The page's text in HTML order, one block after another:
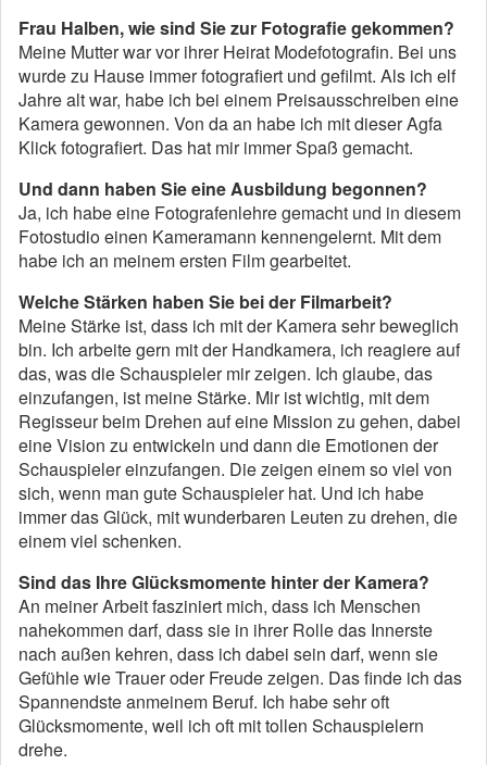
Frau Halben, wie sind Sie zur Fotografie gekommen?
Meine Mutter war vor ihrer Heirat Modefotografin. Bei uns
wurde zu Hause immer fotografiert und gefilmt. Als ich elf
Jahre alt war, habe ich bei einem Preisausschreiben eine
Kamera gewonnen. Von da an habe ich mit dieser Agfa
Klick fotografiert. Das hat mir immer Spaß gemacht.
Und dann haben Sie eine Ausbildung begonnen?
Ja, ich habe eine Fotografenlehre gemacht und in diesem
Fotostudio einen Kameramann kennengelernt. Mit dem
habe ich an meinem ersten Film gearbeitet.
Welche Stärken haben Sie bei der Filmarbeit?
Meine Stärke ist, dass ich mit der Kamera sehr beweglich
bin. Ich arbeite gern mit der Handkamera, ich reagiere auf
das, was die Schauspieler mir zeigen. Ich glaube, das
einzufangen, ist meine Stärke. Mir ist wichtig, mit dem
Regisseur beim Drehen auf eine Mission zu gehen, dabei
eine Vision zu entwickeln und dann die Emotionen der
Schauspieler einzufangen. Die zeigen einem so viel von
sich, wenn man gute Schauspieler hat. Und ich habe
immer das Glück, mit wunderbaren Leuten zu drehen, die
einem viel schenken.
Sind das Ihre Glücksmomente hinter der Kamera?
An meiner Arbeit fasziniert mich, dass ich Menschen
nahekommen darf, dass sie in ihrer Rolle das Innerste
nach außen kehren, dass ich dabei sein darf, wenn sie
Gefühle wie Trauer oder Freude zeigen. Das finde ich das
Spannendste anmeinem Beruf. Ich habe sehr oft
Glücksmomente, weil ich oft mit tollen Schauspielern
drehe.